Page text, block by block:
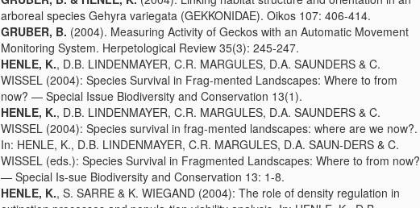
arboreal species Gehyra variegata (GEKKONIDAE). Oikos 107: 406-414.
GRUBER, B. (2004). Measuring Activity of Geckos with an Automatic Movement
Monitoring System. Herpetological Review 35(3): 245-247.
HENLE, K., D.B. LINDENMAYER, C.R. MARGULES, D.A. SAUNDERS & C.
WISSEL (2004): Species Survival in Frag-mented Landscapes: Where to from
now? — Special Issue Biodiversity and Conservation 13(1).
HENLE, K., D.B. LINDENMAYER, C.R. MARGULES, D.A. SAUNDERS & C.
WISSEL (2004): Species survival in frag-mented landscapes: where are we now?.
In: HENLE, K., D.B. LINDENMAYER, C.R. MARGULES, D.A. SAUN-DERS & C.
WISSEL (eds.): Species Survival in Fragmented Landscapes: Where to from now?
— Special Is-sue Biodiversity and Conservation 13: 1-8.
HENLE, K., S. SARRE & K. WIEGAND (2004): The role of density regulation in